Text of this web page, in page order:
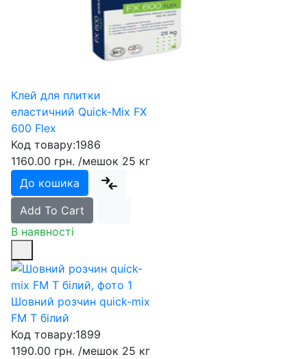
Клей для плитки
еластичний Quick-Mix FX
600 Flex
Код товару:1986
1160.00 грн. /мешок 25 кг
До кошика
Add To Cart
В наявності
Шовний розчин quick-mix
FM T білий
Код товару:1899
1190.00 грн. /мешок 25 кг